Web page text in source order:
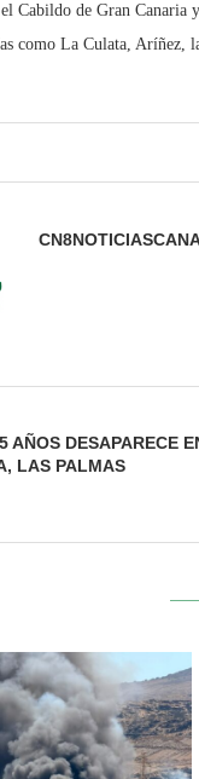
Cabildo de Gran Canaria
como La Culata, Aríñez,
AÑOS DESAPARECE
LAS PALMAS